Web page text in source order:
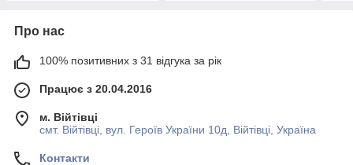
Про нас
100% позитивних з 31 відгука за рік
Працює з 20.04.2016
м. Війтівці
смт. Війтівці, вул. Героїв України 10д, Війтівці, Україна
Контакти